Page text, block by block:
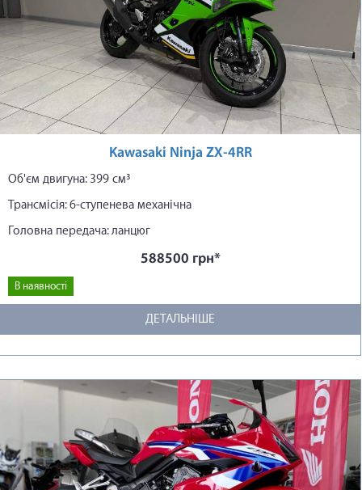
Kawasaki Ninja ZX-4RR
Об'єм двигуна: 399 см³
Трансмісія: 6-ступенева механічна
Головна передача: ланцюг
588500 грн*
В наявності
ДЕТАЛЬНІШЕ